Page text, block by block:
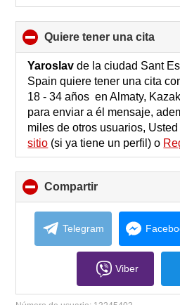
quiere tener una cita
to
Yaroslav de la ciudad Sant
Spain quiere tener una cita
18 - 34 años en Almaty,
para enviar a él mensaje,
miles de otros usuarios,
sitio (si ya tiene un perfil) o
Compartir
to
collapse
contents
Telegram
Viber